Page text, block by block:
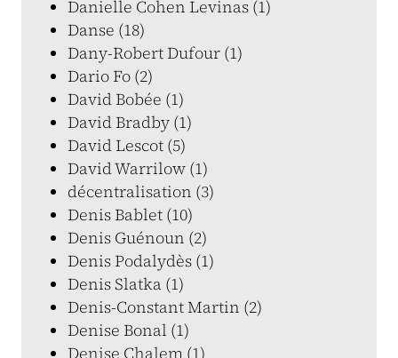
Danielle Cohen Levinas (1)
Danse (18)
Dany-Robert Dufour (1)
Dario Fo (2)
David Bobée (1)
David Bradby (1)
David Lescot (5)
David Warrilow (1)
décentralisation (3)
Denis Bablet (10)
Denis Guénoun (2)
Denis Podalydès (1)
Denis Slatka (1)
Denis-Constant Martin (2)
Denise Bonal (1)
Denise Chalem (1)